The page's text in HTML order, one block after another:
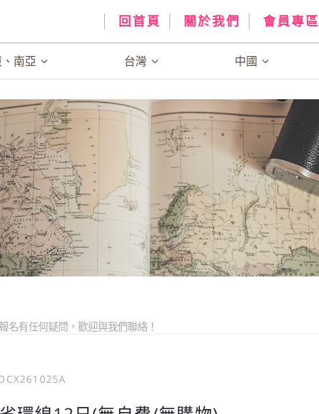
回首頁 關於我們 會員專區
南亞 台灣 中國
名有任何疑問，歡迎與我們聯絡！